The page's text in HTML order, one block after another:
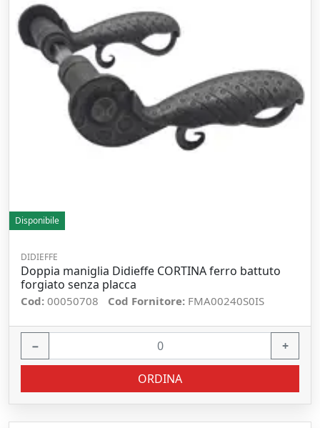
Disponibile
DIDIEFFE
Doppia maniglia Didieffe CORTINA ferro battuto
forgiato senza placca
Cod: 00050708 Cod Fornitore: FMA00240S0IS
− +
ORDINA